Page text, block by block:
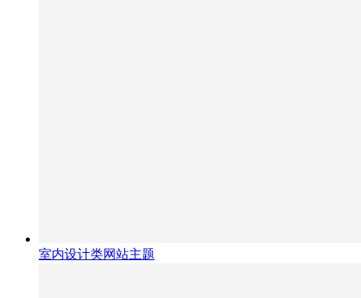
室内设计类网站主题